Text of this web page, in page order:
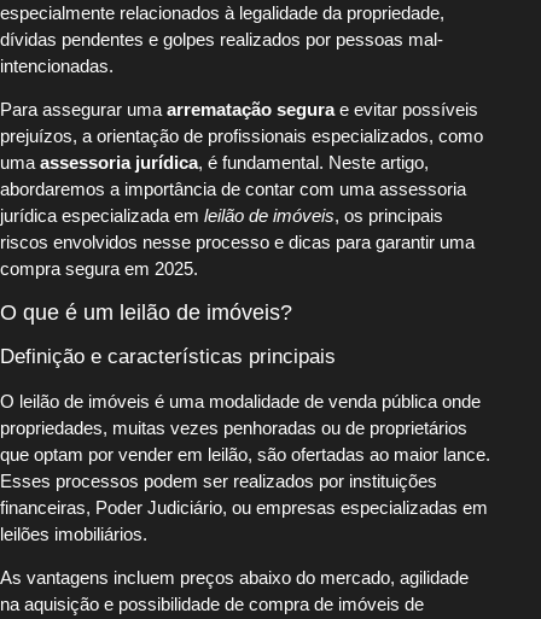
especialmente relacionados à legalidade da propriedade,
dívidas pendentes e golpes realizados por pessoas mal-
intencionadas.
Para assegurar uma arrematação segurae evitar possíveis
prejuízos, a orientação de profissionais especializados, como
uma assessoria jurídica, é fundamental. Neste artigo,
abordaremos a importância de contar com uma assessoria
jurídica especializada em leilão de imóveis, os principais
riscos envolvidos nesse processo e dicas para garantir uma
compra segura em 2025.
O que é um leilão de imóveis?
Definição e características principais
O leilão de imóveis é uma modalidade de venda pública onde
propriedades, muitas vezes penhoradas ou de proprietários
que optam por vender em leilão, são ofertadas ao maior lance.
Esses processos podem ser realizados por instituições
financeiras, Poder Judiciário, ou empresas especializadas em
leilões imobiliários.
As vantagens incluem preços abaixo do mercado, agilidade
na aquisição e possibilidade de compra de imóveis de